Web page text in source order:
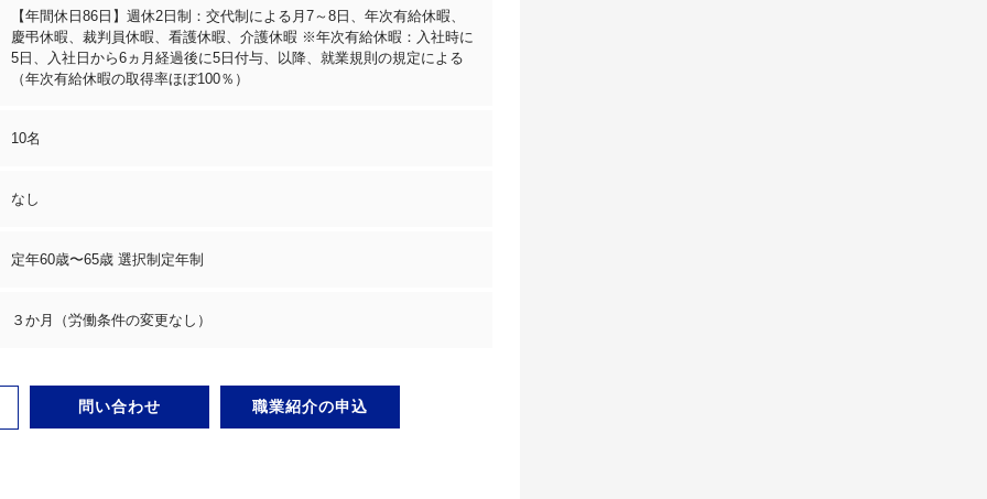
【年間休日86日】週休2日制：交代制による月7～8日、年次有給休暇、
慶弔休暇、裁判員休暇、看護休暇、介護休暇 ※年次有給休暇：入社時に
5日、入社日から6ヵ月経過後に5日付与、以降、就業規則の規定による
（年次有給休暇の取得率ほぼ100％）
10名
なし
定年60歳〜65歳 選択制定年制
３か月（労働条件の変更なし）
問い合わせ 職業紹介の申込